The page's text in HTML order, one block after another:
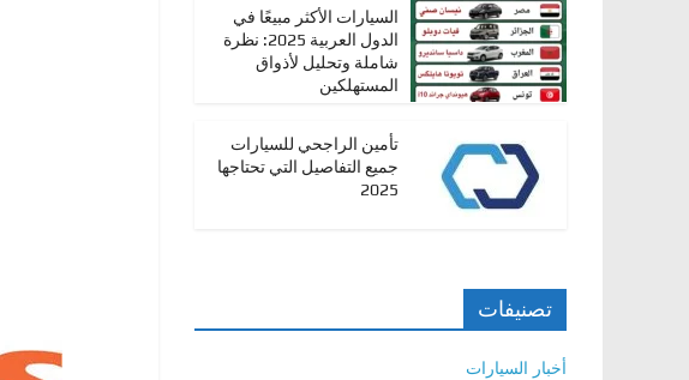
ر
السيارات الأكثر مبيعًا في
الدول العربية 2025: نظرة
شاملة وتحليل لأذواق
المستهلكين
تأمين الراجحي للسيارات
جميع التفاصيل التي تحتاجها
2025
تصنيفات
أخبار السيارات